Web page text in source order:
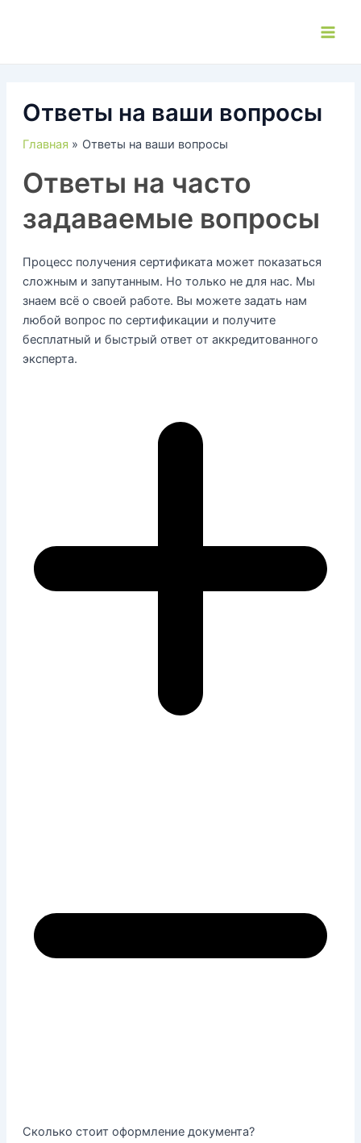
Ответы на ваши вопросы
Главная Ответы на ваши вопросы
Ответы на часто
задаваемые вопросы
Процесс получения сертификата может показаться
сложным и запутанным. Но только не для нас. Мы
знаем всё о своей работе. Вы можете задать нам
любой вопрос по сертификации и получите
бесплатный и быстрый ответ от аккредитованного
эксперта.
Сколько стоит оформление документа?